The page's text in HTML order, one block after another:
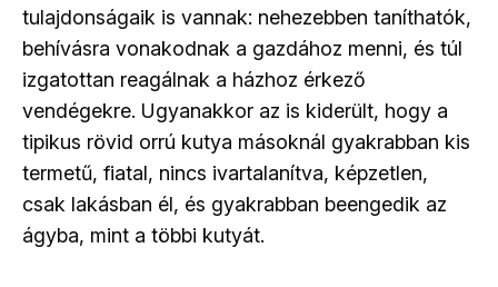
tulajdonságaik is vannak: nehezebben taníthatók,
behívásra vonakodnak a gazdához menni, és túl
izgatottan reagálnak a házhoz érkező
vendégekre. Ugyanakkor az is kiderült, hogy a
tipikus rövid orrú kutya másoknál gyakrabban kis
termetű, fiatal, nincs ivartalanítva, képzetlen,
csak lakásban él, és gyakrabban beengedik az
ágyba, mint a többi kutyát.